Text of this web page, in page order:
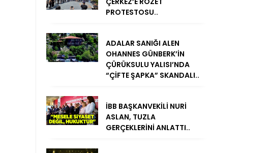
PROTESTOSU..
ADALAR SANIĞI ALEN
OHANNES GÜNBERK’İN
ÇÜRÜKSULU YALISI’NDA
“ÇİFTE ŞAPKA” SKANDALI..
İBB BAŞKANVEKİLİ NURİ
ASLAN, TUZLA
GERÇEKLERİNİ ANLATTI..